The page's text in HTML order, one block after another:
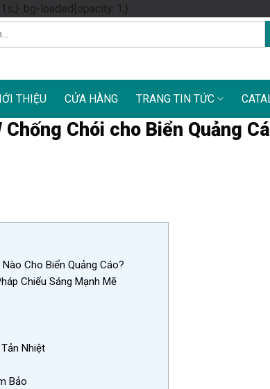
.bg-loaded{opacity: 1;}Skip
to
THIỆU CỬA HÀNG TRANG TIN TỨC
Chói cho Biển Quảng
Cho Biển Quảng Cáo?
Chiếu Sáng Mạnh Mẽ
Nhiệt
Bảo